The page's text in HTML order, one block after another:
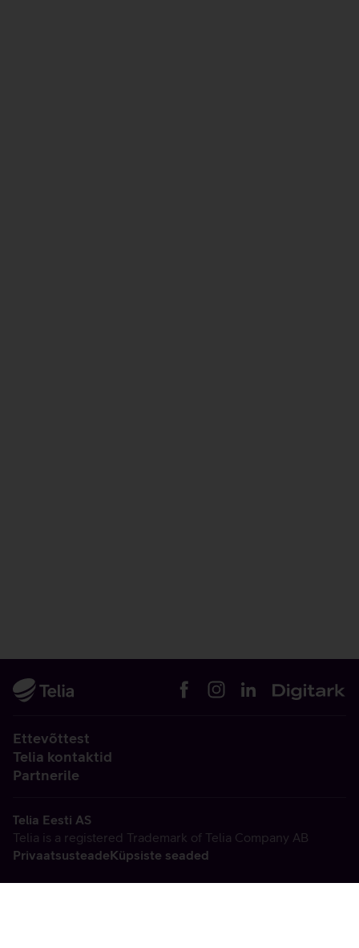
Ettevõttest
Telia kontaktid
Partnerile
Telia Eesti AS
Telia is a registered Trademark of Telia Company AB
PrivaatsusteadeKüpsiste seaded